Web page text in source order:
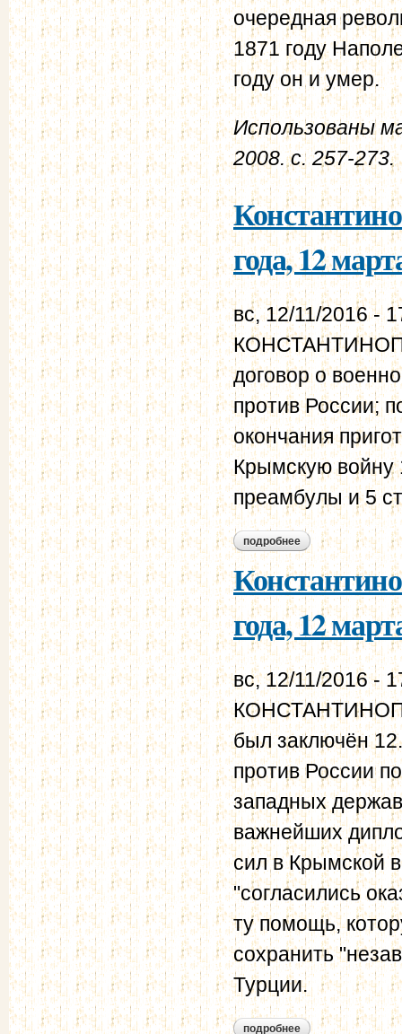
очередная
1871 году
году он и умер.
Использованы
2008. с. 257-273.
года, 12
вс, 12/11/2016 -
договор о
против России;
окончания
Крымскую войну
преамбулы и 5
подробнее о
года, 12
вс, 12/11/2016 -
был заключён
против России
западных
важнейших
сил в Крымской
"согласились
ту помощь,
сохранить
Турции.
подробнее о